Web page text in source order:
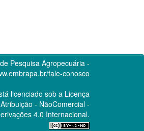
Pesquisa Agropecuária -
fale-conosco
licenciado sob a Licença
- NãoComercial -
4.0 Internacional.